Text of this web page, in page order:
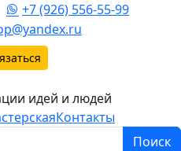
+7 (926) 556-55-99
идей и людей
Контакты
Поиск